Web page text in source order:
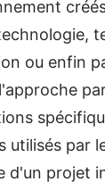
ou enfin
utilisés par
d'un projet